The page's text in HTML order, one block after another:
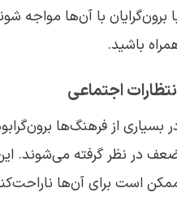
برون‌گرایان با آن‌ها مواجه
باشید.
اجتماعی
بسیاری از فرهنگ‌ها
در نظر گرفته می‌شوند.
است برای آن‌ها